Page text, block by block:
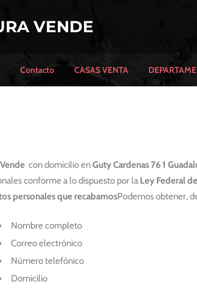
VENDE
Contacto CASAS VENTA
con domicilio enGuty Cardenas 76 1
conforme a lo dispuesto por la Ley Federal
personales que recabamosPodemos obtener,
Nombre completo
Correo electrónico
Número telefónico
Domicilio